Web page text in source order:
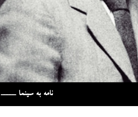
نامه به سینما ـــــ Letter to Cinema